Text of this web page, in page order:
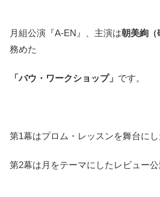
月組公演『A-EN』、主演は朝美絢
務めた
「バウ・ワークショップ」 です。
第1幕はプロム・レッスンを舞台にし
第2幕は月をテーマにしたレビュー公